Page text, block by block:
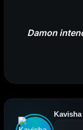
Damon